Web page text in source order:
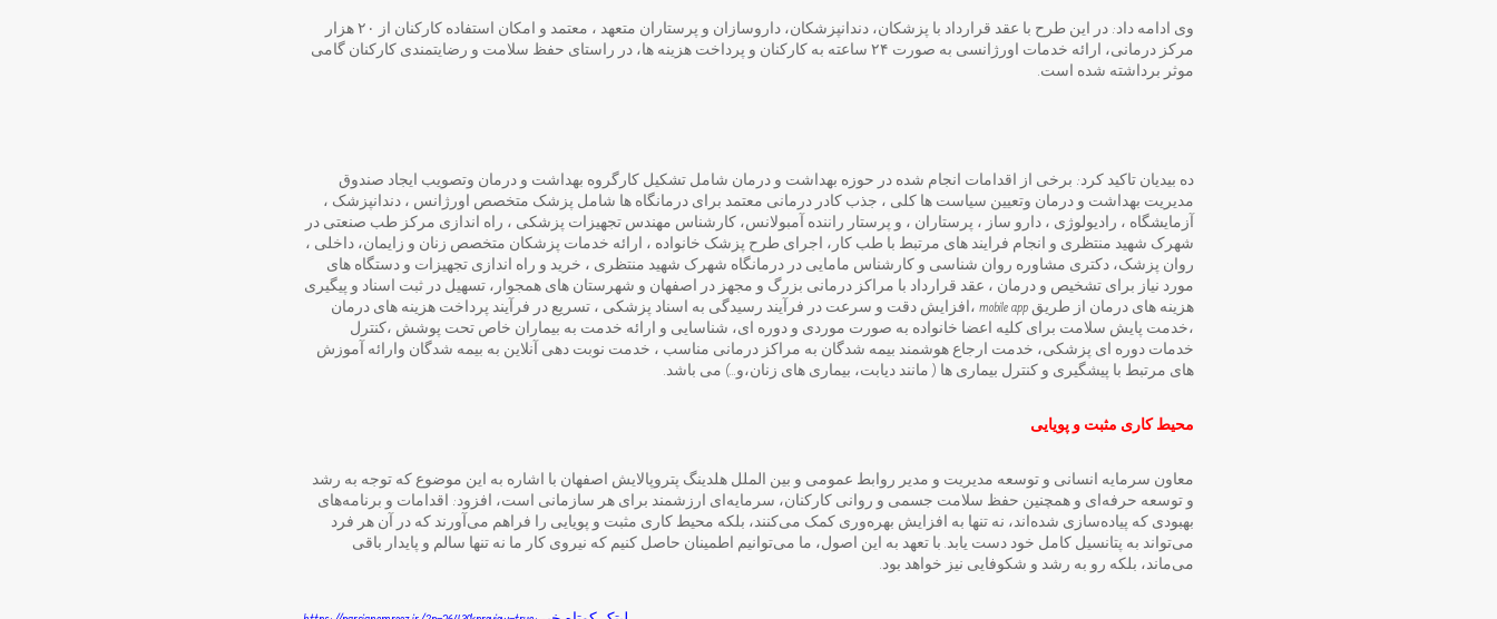
وی ادامه داد: در این طرح با عقد قرارداد با پزشکان، دندانپزشکان، داروسازان و پرستاران متعهد ، معتمد و امکان استفاده کارکنان از ۲۰ هزار
مرکز درمانی، ارائه خدمات اورژانسی به صورت ۲۴ ساعته به کارکنان و پرداخت هزینه ها، در راستای حفظ سلامت و رضایتمندی کارکنان گامی
موثر برداشته شده است.
ده بیدیان تاکید کرد: برخی از اقدامات انجام شده در حوزه بهداشت و درمان شامل تشکیل کارگروه بهداشت و درمان وتصویب ایجاد صندوق
مدیریت بهداشت و درمان وتعیین سیاست ها کلی ، جذب کادر درمانی معتمد برای درمانگاه ها شامل پزشک متخصص اورژانس ، دندانپزشک ،
آزمایشگاه ، رادیولوژی ، دارو ساز ، پرستاران ، و پرستار راننده آمبولانس، کارشناس مهندس تجهیزات پزشکی ، راه اندازی مرکز طب صنعتی در
شهرک شهید منتظری و انجام فرایند های مرتبط با طب کار، اجرای طرح پزشک خانواده ، ارائه خدمات پزشکان متخصص زنان و زایمان، داخلی ،
روان پزشک، دکتری مشاوره روان شناسی و کارشناس مامایی در درمانگاه شهرک شهید منتظری ، خرید و راه اندازی تجهیزات و دستگاه های
مورد نیاز برای تشخیص و درمان ، عقد قرارداد با مراکز درمانی بزرگ و مجهز در اصفهان و شهرستان های همجوار، تسهیل در ثبت اسناد و پیگیری
هزینه های درمان از طریق mobile app ،افزایش دقت و سرعت در فرآیند رسیدگی به اسناد پزشکی ، تسریع در فرآیند پرداخت هزینه های درمان
،خدمت پایش سلامت برای کلیه اعضا خانواده به صورت موردی و دوره ای، شناسایی و ارائه خدمت به بیماران خاص تحت پوشش ،کنترل
خدمات دوره ای پزشکی، خدمت ارجاع هوشمند بیمه شدگان به مراکز درمانی مناسب ، خدمت نوبت دهی آنلاین به بیمه شدگان وارائه آموزش
های مرتبط با پیشگیری و کنترل بیماری ها ( مانند دیابت، بیماری های زنان،و…) می باشد.
محیط کاری مثبت و پویایی
معاون سرمایه انسانی و توسعه مدیریت و مدیر روابط عمومی و بین الملل هلدینگ پتروپالایش اصفهان با اشاره به این موضوع که توجه به رشد
و توسعه حرفه‌ای و همچنین حفظ سلامت جسمی و روانی کارکنان، سرمایه‌ای ارزشمند برای هر سازمانی است، افزود: اقدامات و برنامه‌های
بهبودی که پیاده‌سازی شده‌اند، نه تنها به افزایش بهره‌وری کمک می‌کنند، بلکه محیط کاری مثبت و پویایی را فراهم می‌آورند که در آن هر فرد
می‌تواند به پتانسیل کامل خود دست یابد. با تعهد به این اصول، ما می‌توانیم اطمینان حاصل کنیم که نیروی کار ما نه تنها سالم و پایدار باقی
می‌ماند، بلکه رو به رشد و شکوفایی نیز خواهد بود.